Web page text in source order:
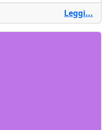
Leggi...